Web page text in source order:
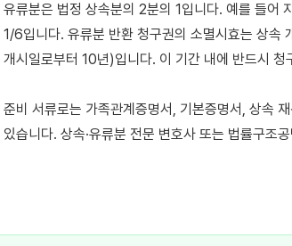
유류분은 법정 상속분의 2분의 1입니다. 예를 들어
1/6입니다. 유류분 반환 청구권의 소멸시효는 상속
개시일로부터 10년)입니다. 이 기간 내에 반드시 청
준비 서류로는 가족관계증명서, 기본증명서, 상속
있습니다. 상속·유류분 전문 변호사 또는 법률구조